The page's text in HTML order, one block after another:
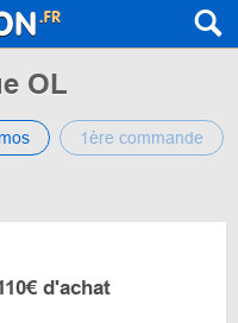
OL
1ère commande
d'achat